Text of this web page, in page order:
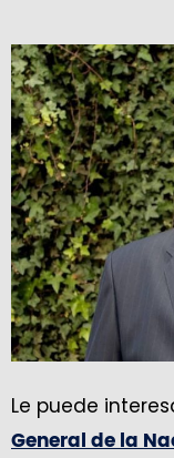
Le puede
General de la